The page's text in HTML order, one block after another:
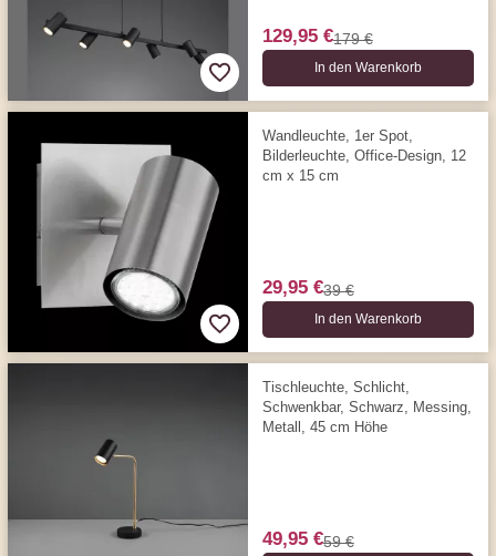
129,95 €179 €
In den Warenkorb
Wandleuchte, 1er Spot,
Bilderleuchte, Office-Design, 12
cm x 15 cm
29,95 €39 €
In den Warenkorb
Tischleuchte, Schlicht,
Schwenkbar, Schwarz, Messing,
Metall, 45 cm Höhe
49,95 €59 €